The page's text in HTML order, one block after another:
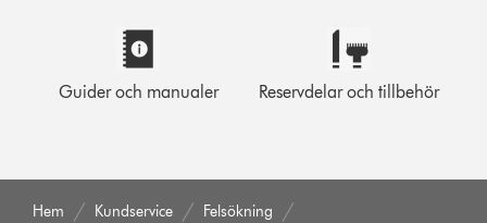
Guider och manualer Reservdelar och tillbehör
Hem Kundservice Felsökning